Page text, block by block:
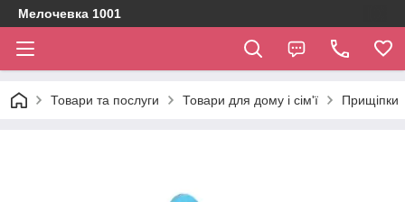
Мелочевка 1001
Товари та послуги Товари для дому і сім'ї Прищіпки